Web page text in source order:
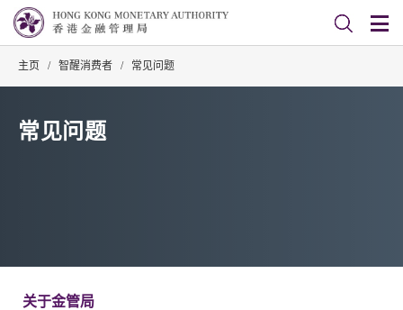
主页 / 智醒消费者 / 常见问题
常见问题
关于金管局